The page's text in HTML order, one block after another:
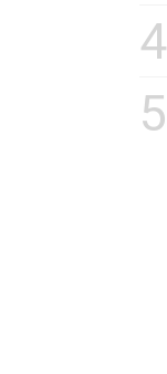
4
5